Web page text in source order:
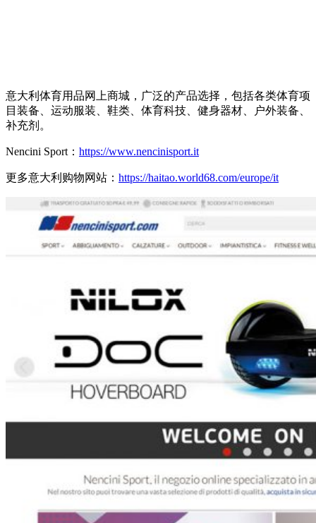
意大利体育用品网上商城，广泛的产品选择，包括各类体育项
目装备、运动服装、鞋类、体育科技、健身器材、户外装备、
补充剂。
Nencini Sport： https://www.nencinisport.it
更多意大利购物网站： https://haitao.world68.com/europe/it